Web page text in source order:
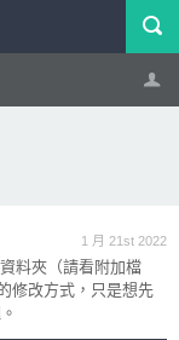
1 月 21st 2022
料夾（請看附加檔
修改方式，只是想先